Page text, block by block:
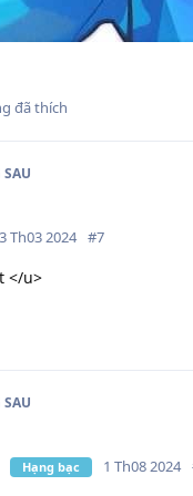
đã thích
SAU
3 Th03 2024 #7
</u>
SAU
Hạng bạc 1 Th08 2024